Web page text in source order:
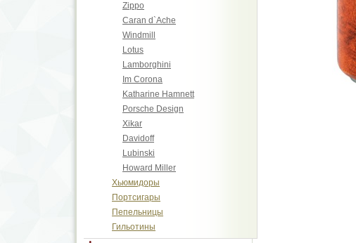
Zippo
Caran d`Ache
Windmill
Lotus
Lamborghini
Im Corona
Katharine Hamnett
Porsche Design
Xikar
Davidoff
Lubinski
Howard Miller
Хьюмидоры
Портсигары
Пепельницы
Гильотины